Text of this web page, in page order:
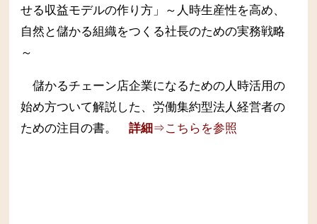
せる収益モデルの作り方」～人時生産性を高め、
自然と儲かる組織をつくる社長のための実務戦略
～
儲かるチェーン店企業になるための人時活用の
始め方ついて解説した、労働集約型法人経営者の
ための注目の書。
詳細⇒こちらを参照